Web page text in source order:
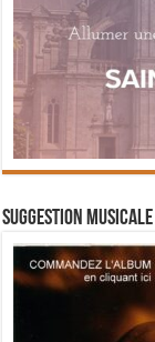
Suggestion musicale